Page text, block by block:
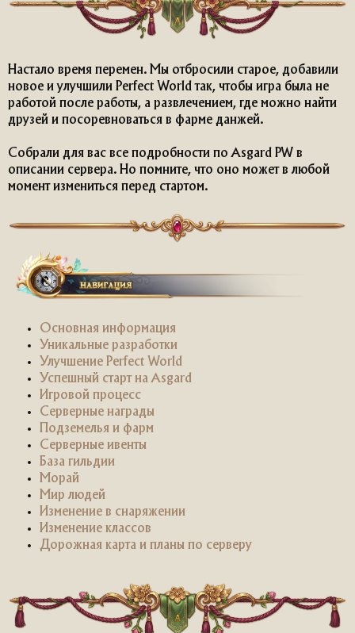
Настало время перемен. Мы отбросили старое, добавили
новое и улучшили Perfect World так, чтобы игра была не
работой после работы, а развлечением, где можно найти
друзей и посоревноваться в фарме данжей.
Собрали для вас все подробности по Asgard PW в
описании сервера. Но помните, что оно может в любой
момент измениться перед стартом.
Основная информация
Уникальные разработки
Улучшение Perfect World
Успешный старт на Asgard
Игровой процесс
Серверные награды
Подземелья и фарм
Серверные ивенты
База гильдии
Морай
Мир людей
Изменение в снаряжении
Изменение классов
Дорожная карта и планы по серверу